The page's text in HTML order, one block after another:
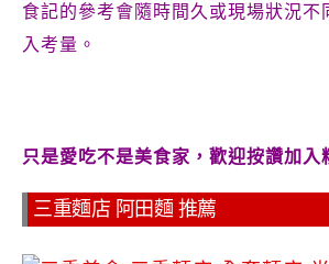
食記的參考會隨時間久或現場狀況不
入考量。
只是愛吃不是美食家，歡迎按讚加入
三重麵店 阿田麵 推薦